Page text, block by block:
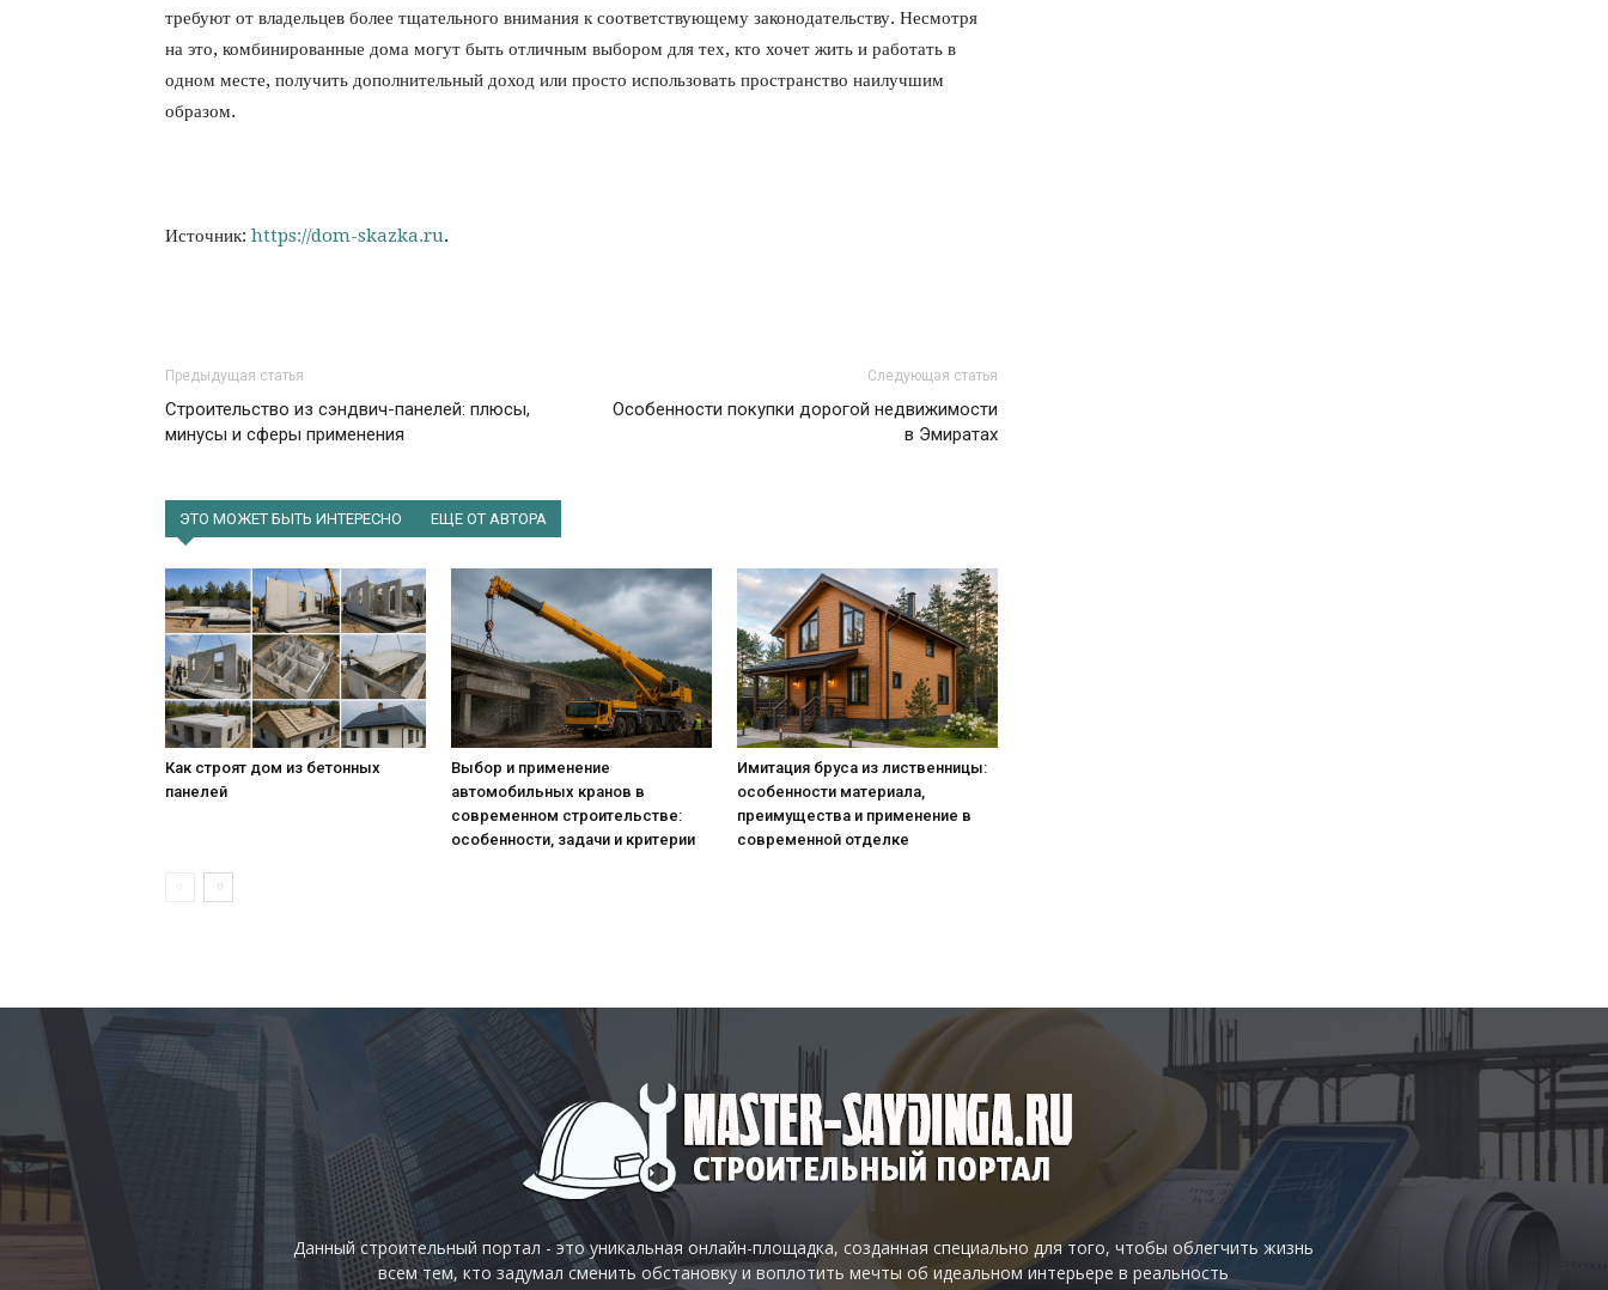
требуют от владельцев более тщательного внимания к соответствующему законодательству. Несмотря
на это, комбинированные дома могут быть отличным выбором для тех, кто хочет жить и работать в
одном месте, получить дополнительный доход или просто использовать пространство наилучшим
образом.
Источник: https://dom-skazka.ru.
Предыдущая статья
Строительство из сэндвич-панелей: плюсы,
минусы и сферы применения
Следующая статья
Особенности покупки дорогой недвижимости
в Эмиратах
ЭТО МОЖЕТ БЫТЬ ИНТЕРЕСНО ЕЩЕ ОТ АВТОРА
Как строят дом из бетонных
панелей
Выбор и применение
автомобильных кранов в
современном строительстве:
особенности, задачи и критерии
Имитация бруса из лиственницы:
особенности материала,
преимущества и применение в
современной отделке
Данный строительный портал - это уникальная онлайн-площадка, созданная специально для того, чтобы облегчить жизнь
всем тем, кто задумал сменить обстановку и воплотить мечты об идеальном интерьере в реальность